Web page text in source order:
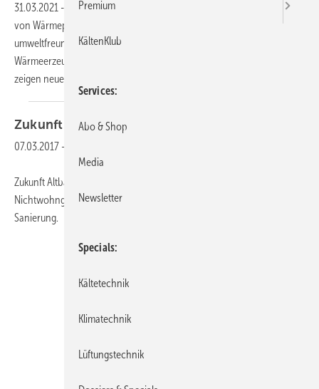
31.03.2021 -
Fast die Hälfte der neu errichteten Wohngebäude werden
von Wärmepumpen beheizt. Im Bestand wächst der Trend zu den
umweltfreundlichen Heizungssystemen aber ebenfalls. Dass die
Wärmeerzeuger auch dort gut funktionieren und klimafreundlich sind,
zeigen neue Ergebnisse aus der Forschung. Darauf
Zukunft Altbau:Broschüre mit vielen
07.03.2017 -
Zukunft Altbau berät künftig auch Eigentümer von
Nichtwohngebäuden neutral über den Nutzen einer energetischen
Sanierung.
Premium
KältenKlub
Services
Abo & Shop
Media
Newsletter
Specials
Kältetechnik
Klimatechnik
Lüftungstechnik